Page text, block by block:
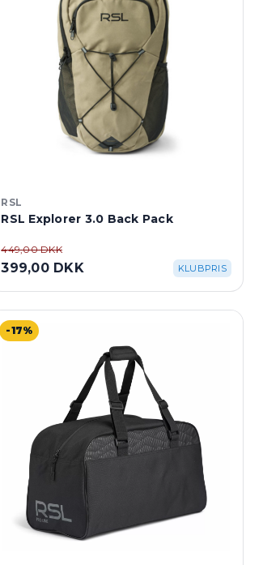
RSL
RSL Explorer 3.0 Back Pack
449,00 DKK
399,00 DKK KLUBPRIS
-17%